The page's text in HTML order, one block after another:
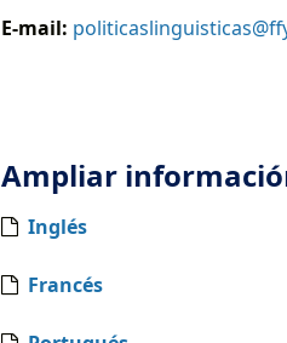
E-mail:
Ampliar
Inglés
Francés